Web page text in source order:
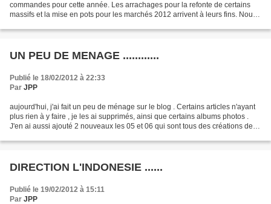
commandes pour cette année. Les arrachages pour la refonte de certains
massifs et la mise en pots pour les marchés 2012 arrivent à leurs fins. Nous
UN PEU DE MENAGE ............
Publié le 18/02/2012 à 22:33
Par JPP
aujourd'hui, j'ai fait un peu de ménage sur le blog . Certains articles n'ayant
plus rien à y faire , je les ai supprimés, ainsi que certains albums photos .
J'en ai aussi ajouté 2 nouveaux les 05 et 06 qui sont tous des créations de
DIRECTION L'INDONESIE ......
Publié le 19/02/2012 à 15:11
Par JPP